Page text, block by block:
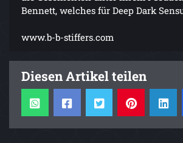
Bennett, welches für Deep Dark
www.b-b-stiffers.com
Diesen Artikel teilen